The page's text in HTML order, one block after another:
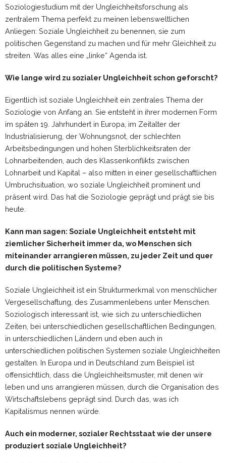
Soziologiestudium mit der Ungleichheitsforschung als
zentralem Thema perfekt zu meinen lebensweltlichen
Anliegen: Soziale Ungleichheit zu benennen, sie zum
politischen Gegenstand zu machen und für mehr Gleichheit zu
streiten. Was alles eine „linke“ Agenda ist.
Wie lange wird zu sozialer Ungleichheit schon geforscht?
Eigentlich ist soziale Ungleichheit ein zentrales Thema der
Soziologie von Anfang an. Sie entsteht in ihrer modernen Form
im späten 19. Jahrhundert in Europa, im Zeitalter der
Industrialisierung, der Wohnungsnot, der schlechten
Arbeitsbedingungen und hohen Sterblichkeitsraten der
Lohnarbeitenden, auch des Klassenkonflikts zwischen
Lohnarbeit und Kapital – also mitten in einer gesellschaftlichen
Umbruchsituation, wo soziale Ungleichheit prominent und
präsent wird. Das hat die Soziologie geprägt und prägt sie bis
heute.
Kann man sagen: Soziale Ungleichheit entsteht mit
ziemlicher Sicherheit immer da, wo Menschen sich
miteinander arrangieren müssen, zu jeder Zeit und quer
durch die politischen Systeme?
Soziale Ungleichheit ist ein Strukturmerkmal von menschlicher
Vergesellschaftung, des Zusammenlebens unter Menschen.
Soziologisch interessant ist, wie sich zu unterschiedlichen
Zeiten, bei unterschiedlichen gesellschaftlichen Bedingungen,
in unterschiedlichen Ländern und eben auch in
unterschiedlichen politischen Systemen soziale Ungleichheiten
gestalten. In Europa und in Deutschland zum Beispiel ist
offensichtlich, dass die Ungleichheitsmuster, mit denen wir
leben und uns arrangieren müssen, durch die Organisation des
Wirtschaftslebens geprägt sind. Durch das, was ich
Kapitalismus nennen würde.
Auch ein moderner, sozialer Rechtsstaat wie der unsere
produziert soziale Ungleichheit?